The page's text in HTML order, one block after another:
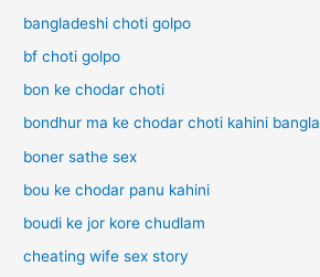
bangladeshi choti golpo
bf choti golpo
bon ke chodar choti
bondhur ma ke chodar choti kahini bangla
boner sathe sex
bou ke chodar panu kahini
boudi ke jor kore chudlam
cheating wife sex story